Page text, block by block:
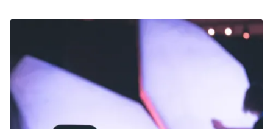
Interagir avec les sens